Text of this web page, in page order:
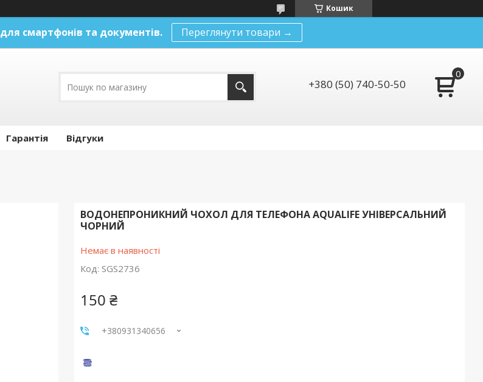
Кошик
для смартфонів та документів. Переглянути товари →
+380 (50) 740-50-50
Гарантія Відгуки
ВОДОНЕПРОНИКНИЙ ЧОХОЛ ДЛЯ ТЕЛЕФОНА AQUALIFE УНІВЕРСАЛЬНИЙ
ЧОРНИЙ
Немає в наявності
Код: SGS2736
150 ₴
+380931340656